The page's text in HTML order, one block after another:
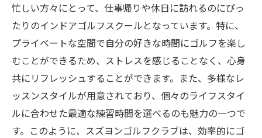
忙しい方々にとって、仕事帰りや休日に訪れるのにぴっ
たりのインドアゴルフスクールとなっています。特に、
プライベートな空間で自分の好きな時間にゴルフを楽し
むことができるため、ストレスを感じることなく、心身
共にリフレッシュすることができます。また、多様なレ
ッスンスタイルが用意されており、個々のライフスタイ
ルに合わせた最適な練習時間を選べるのも魅力の一つで
す。このように、スズヨンゴルフクラブは、効率的にゴ